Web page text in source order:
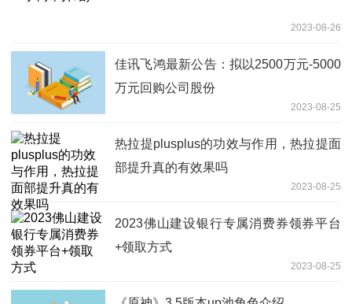
2023-08-26
佳讯飞鸿最新公告：拟以2500万元-5000
万元回购公司股份
2023-08-25
热拉提plusplus的功效与作用，热拉提面
部提升真的有效果吗
2023-08-25
2023佛山建设银行专属消费券领券平台
+领取方式
2023-08-25